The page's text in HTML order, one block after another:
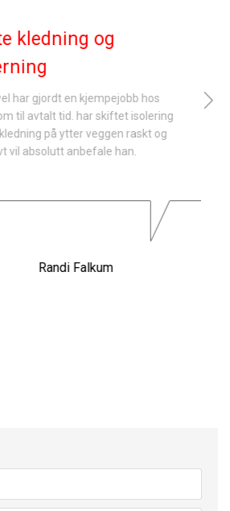
og
gjordt en kjempejobb hos
avtalt tid. har skiftet isolering
på ytter veggen raskt og
anbefale han.
Randi Falkum
